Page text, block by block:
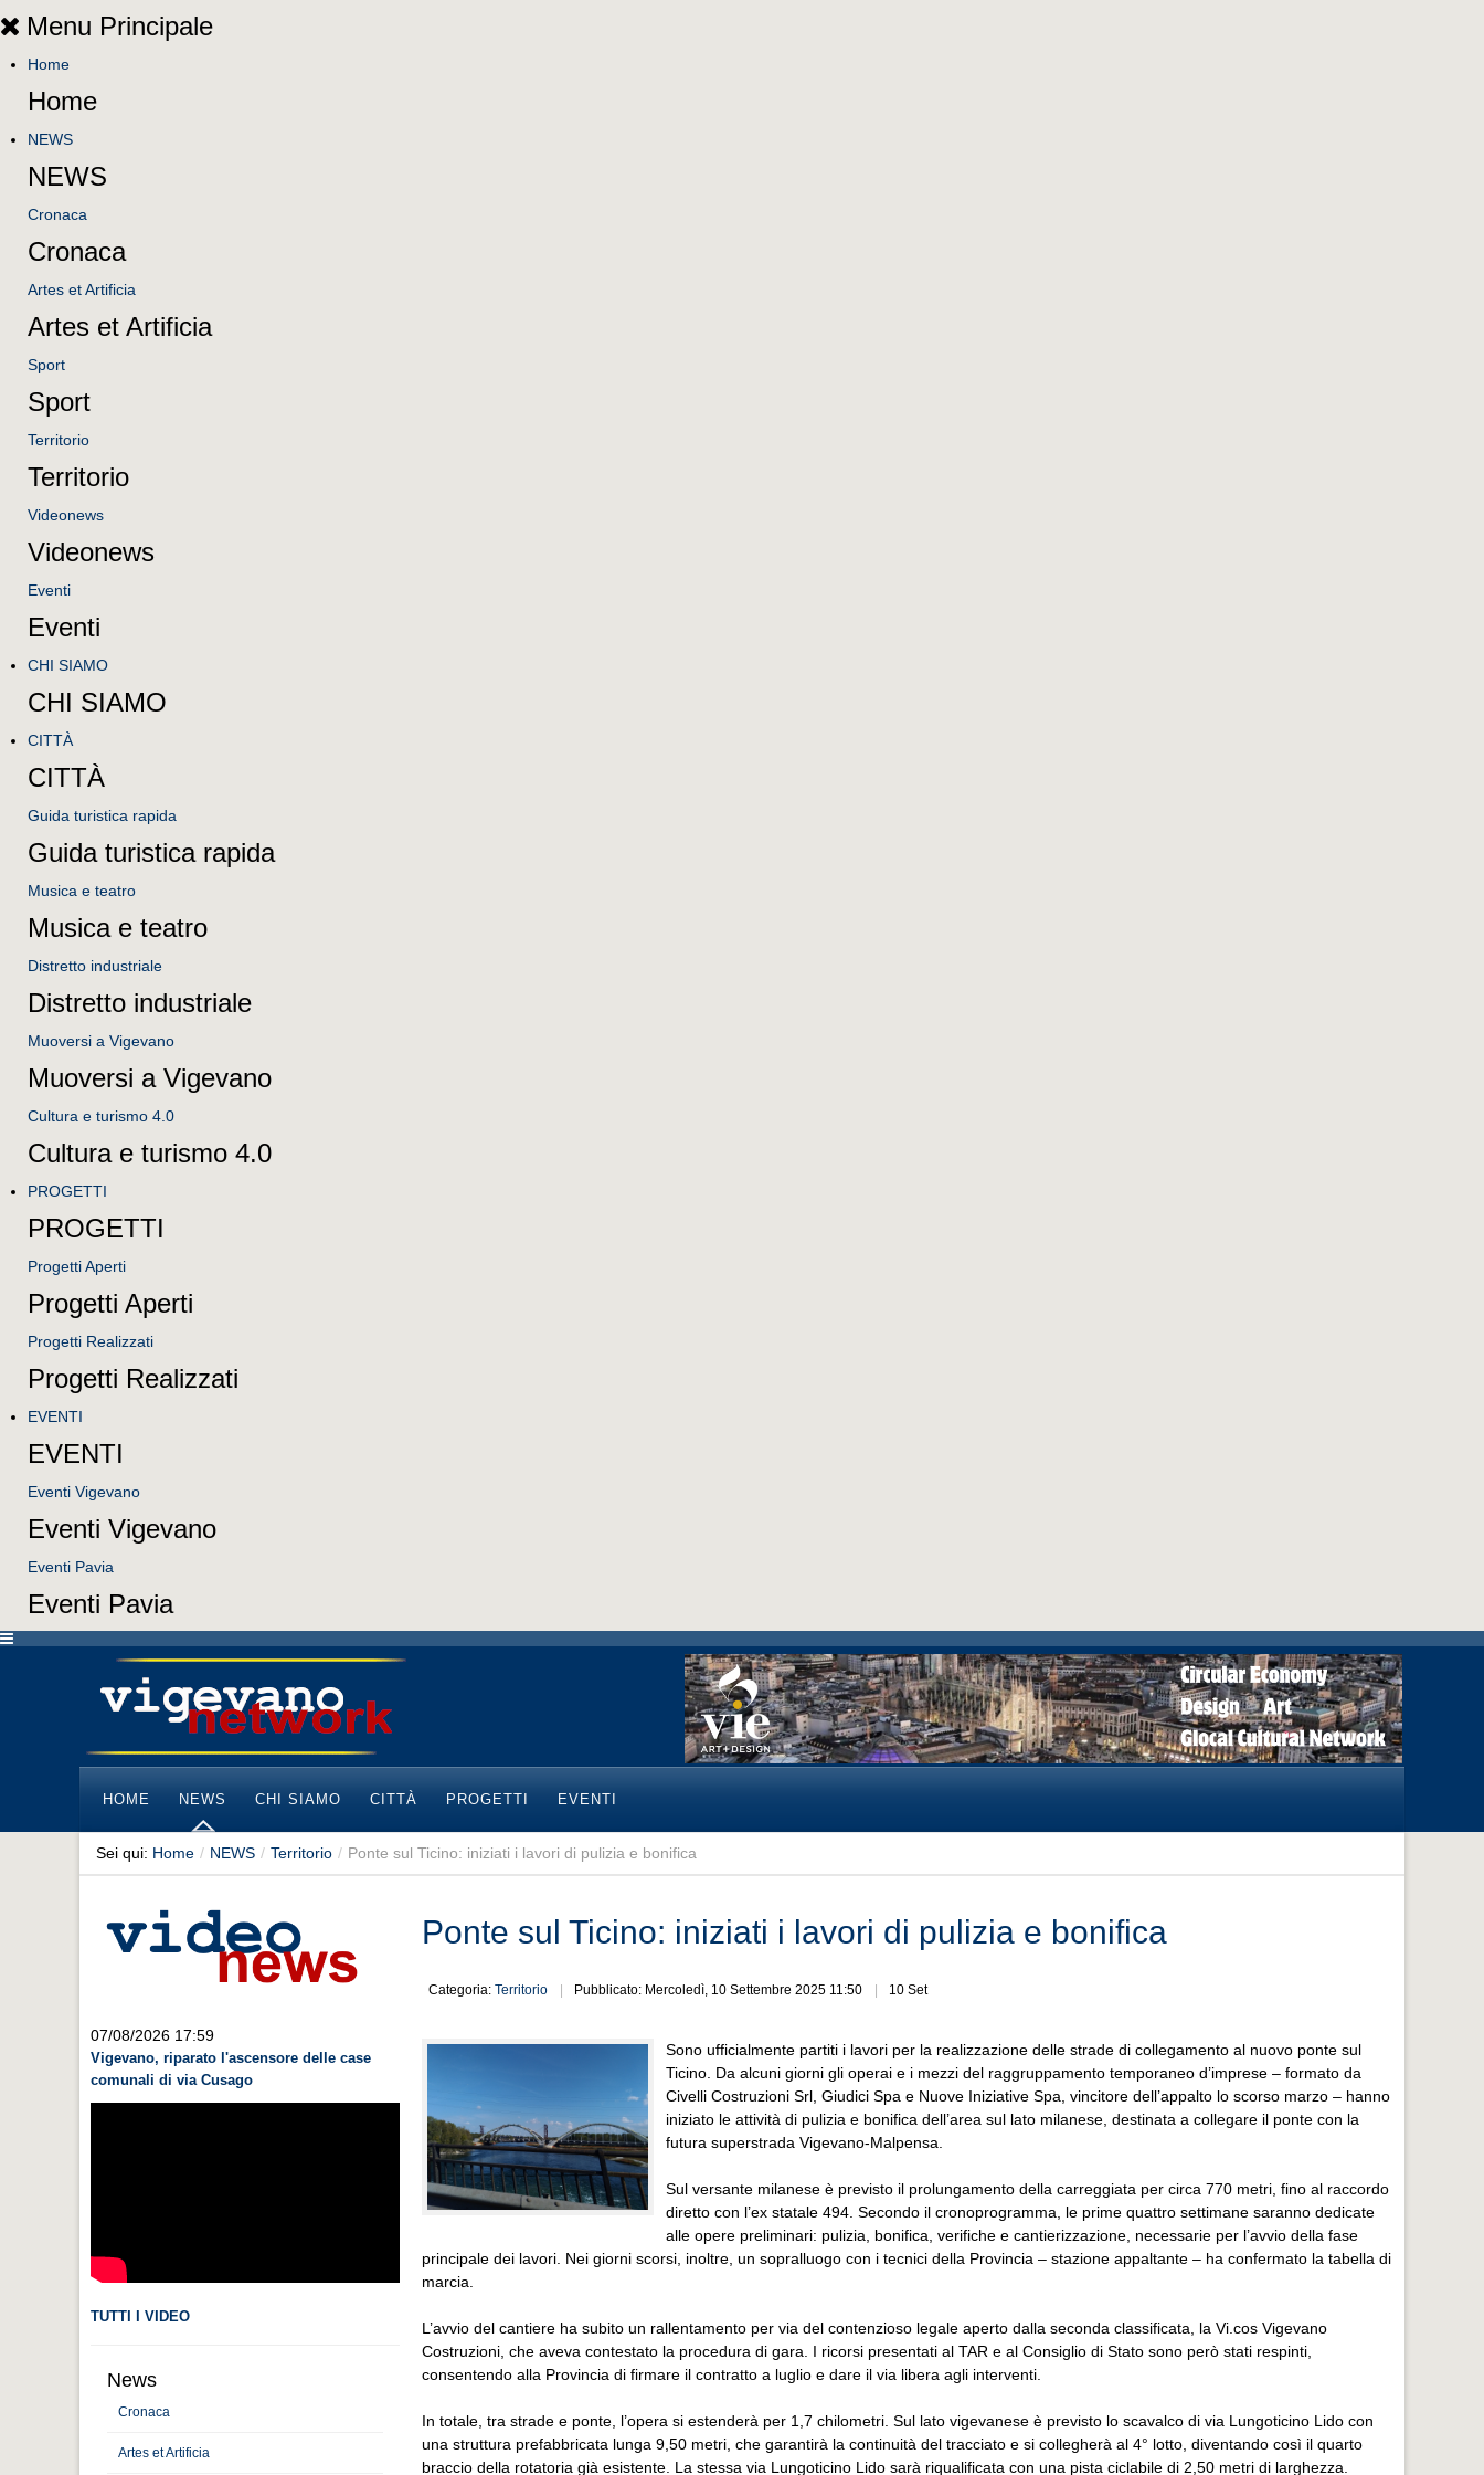
Menu Principale
Home
Home
NEWS
NEWS
Cronaca
Cronaca
Artes et Artificia
Artes et Artificia
Sport
Sport
Territorio
Territorio
Videonews
Videonews
Eventi
Eventi
CHI SIAMO
CHI SIAMO
CITTÀ
CITTÀ
Guida turistica rapida
Guida turistica rapida
Musica e teatro
Musica e teatro
Distretto industriale
Distretto industriale
Muoversi a Vigevano
Muoversi a Vigevano
Cultura e turismo 4.0
Cultura e turismo 4.0
PROGETTI
PROGETTI
Progetti Aperti
Progetti Aperti
Progetti Realizzati
Progetti Realizzati
EVENTI
EVENTI
Eventi Vigevano
Eventi Vigevano
Eventi Pavia
Eventi Pavia
HOME NEWS CHI SIAMO CITTÀ PROGETTI EVENTI
Sei qui: Home / NEWS / Territorio / Ponte sul Ticino: iniziati i lavori di pulizia e bonifica
07/08/2026 17:59
Vigevano, riparato l'ascensore delle case
comunali di via Cusago
TUTTI I VIDEO
News
Cronaca
Artes et Artificia
Ponte sul Ticino: iniziati i lavori di pulizia e bonifica
Categoria: Territorio Pubblicato: Mercoledì, 10 Settembre 2025 11:50 10 Set
Sono ufficialmente partiti i lavori per la realizzazione delle strade di collegamento al nuovo ponte sul
Ticino. Da alcuni giorni gli operai e i mezzi del raggruppamento temporaneo d’imprese – formato da
Civelli Costruzioni Srl, Giudici Spa e Nuove Iniziative Spa, vincitore dell’appalto lo scorso marzo – hanno
iniziato le attività di pulizia e bonifica dell’area sul lato milanese, destinata a collegare il ponte con la
futura superstrada Vigevano-Malpensa.
Sul versante milanese è previsto il prolungamento della carreggiata per circa 770 metri, fino al raccordo
diretto con l’ex statale 494. Secondo il cronoprogramma, le prime quattro settimane saranno dedicate
alle opere preliminari: pulizia, bonifica, verifiche e cantierizzazione, necessarie per l’avvio della fase
principale dei lavori. Nei giorni scorsi, inoltre, un sopralluogo con i tecnici della Provincia – stazione appaltante – ha confermato la tabella di
marcia.
L’avvio del cantiere ha subito un rallentamento per via del contenzioso legale aperto dalla seconda classificata, la Vi.cos Vigevano
Costruzioni, che aveva contestato la procedura di gara. I ricorsi presentati al TAR e al Consiglio di Stato sono però stati respinti,
consentendo alla Provincia di firmare il contratto a luglio e dare il via libera agli interventi.
In totale, tra strade e ponte, l’opera si estenderà per 1,7 chilometri. Sul lato vigevanese è previsto lo scavalco di via Lungoticino Lido con
una struttura prefabbricata lunga 9,50 metri, che garantirà la continuità del tracciato e si collegherà al 4° lotto, diventando così il quarto
braccio della rotatoria già esistente. La stessa via Lungoticino Lido sarà riqualificata con una pista ciclabile di 2,50 metri di larghezza.